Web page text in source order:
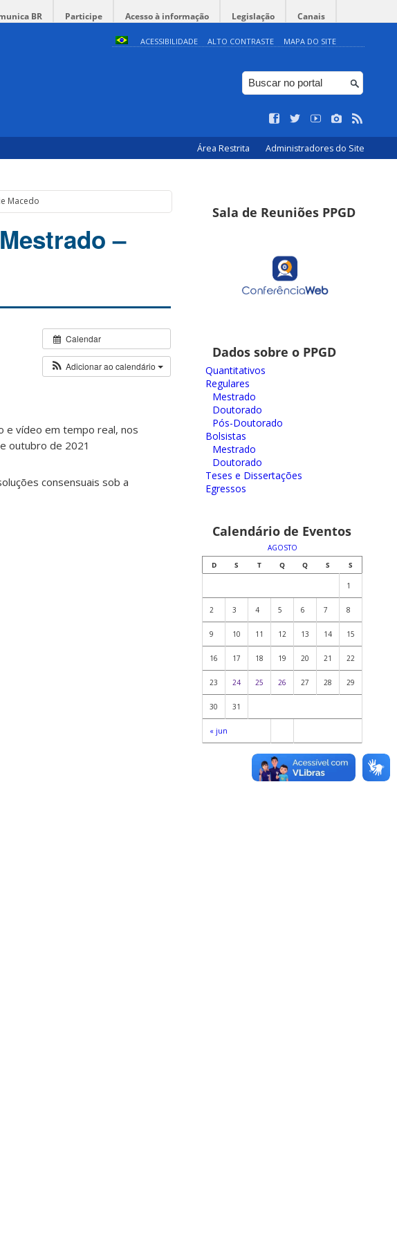
BR Participe Acesso à informação Legislação Canais
ACESSIBILIDADE ALTO CONTRASTE MAPA DO SITE
Área Restrita Administradores do Site
Macedo
–
Calendar
Adicionar ao calendário
e vídeo em tempo real, nos
outubro de 2021
consensuais sob a
Sala de Reuniões PPGD
Dados sobre o PPGD
Quantitativos
Regulares
Mestrado
Doutorado
Pós-Doutorado
Bolsistas
Mestrado
Doutorado
Teses e Dissertações
Egressos
Calendário de Eventos
AGOSTO
D
S T Q Q S S
« jun
1
2 3 4 5 6 7 8
9 10 11 12 13 14 15
16 17 18 19 20 21 22
23 24 25 26 27 28 29
30 31